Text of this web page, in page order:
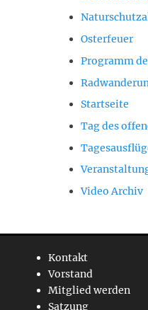
Osterfeuer
Programm
Startseite
Tag des
Video Archiv
Kontakt
Vorstand
Mitglied werden
Satzung